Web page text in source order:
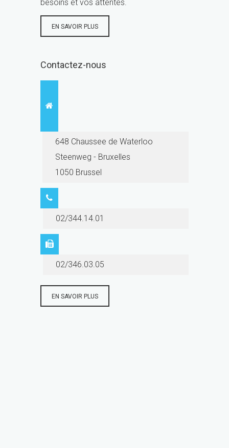
besoins et vos attentes.
EN SAVOIR PLUS
Contactez-nous
648 Chaussee de Waterloo
Steenweg - Bruxelles
1050 Brussel
02/344.14.01
02/346.03.05
EN SAVOIR PLUS